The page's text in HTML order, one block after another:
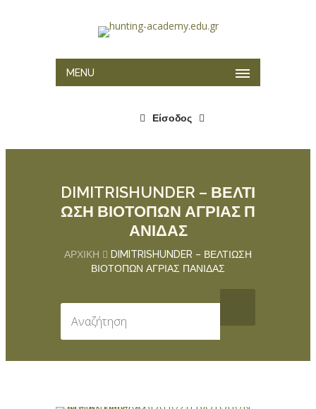
MENU
Είσοδος
DIMITRISHUNDER – ΒΕΛΤΙ
ΩΣΗ ΒΙΟΤΟΠΩΝ ΑΓΡΙΑΣ Π
ΑΝΙΔΑΣ
ΑΡΧΙΚΉ
DIMITRISHUNDER – ΒΕΛΤΙΩΣΗ
ΒΙΟΤΟΠΩΝ ΑΓΡΙΑΣ ΠΑΝΙΔΑΣ